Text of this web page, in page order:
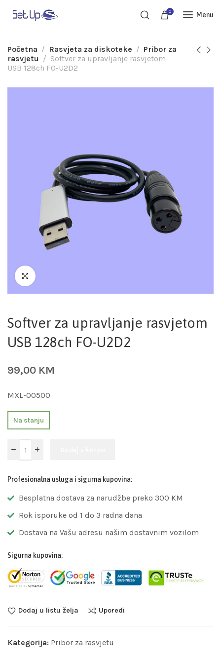
0 Menu
Početna Rasvjeta za diskoteke
Pribor za
rasvjetu
Softver za upravljanje rasvjetom
USB 128ch FO-U2D2
Softver za upravljanje rasvjetom
USB 128ch FO-U2D2
99,00 KM
MXL-00500
Na stanju
Profesionalna usluga i sigurna kupovina:
Besplatna dostava za narudžbe preko 300 KM
Rok isporuke od 1 do 3 radna dana
Dostava na Vašu adresu našim dostavnim vozilom
Sigurna kupovina:
Dodaj u listu želja Uporedi
Kategorija: Pribor za rasvjetu